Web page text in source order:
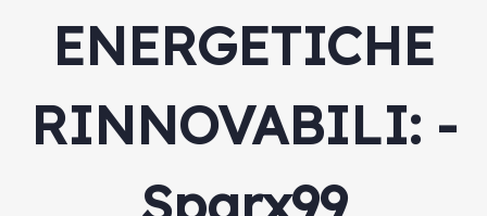
ENERGETICHE
RINNOVABILI: -